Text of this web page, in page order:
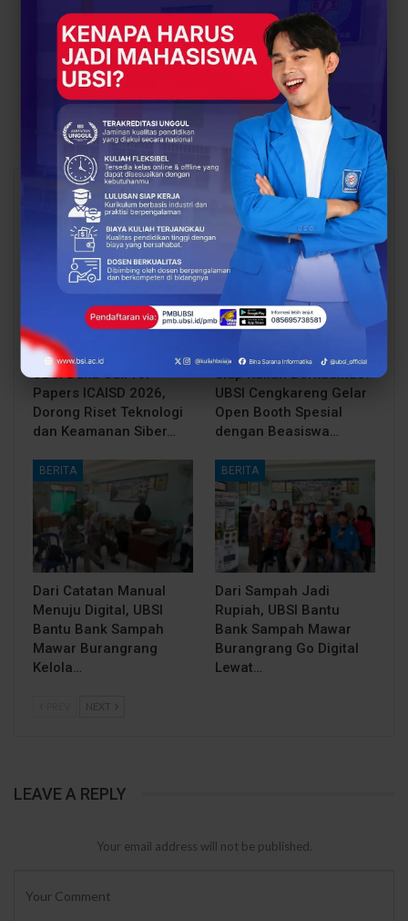
PREV POST
AI Jadi Game Changer,
Mochammad Rizky
Kusumayudha Kupas
Strategi Bisnis di Era
Digital
NEXT POST
Kolaborasi Kreatif di
Seminar Kemerdekaan
Digital UBSI Kampus
Yogyakarta: Inovasi AI
Berbasis Budaya Lokal
All
You Might Also Like
BERITA
UBSI Buka Call for
Papers ICAISD 2026,
Dorong Riset Teknologi
dan Keamanan Siber…
BERITA
Siap Kuliah Berkualitas?
UBSI Cengkareng Gelar
Open Booth Spesial
dengan Beasiswa…
BERITA
Dari Catatan Manual
Menuju Digital, UBSI
Bantu Bank Sampah
Mawar Burangrang
Kelola…
BERITA
Dari Sampah Jadi
Rupiah, UBSI Bantu
Bank Sampah Mawar
Burangrang Go Digital
Lewat…
NEXT
LEAVE A REPLY
Your email address will not be published.